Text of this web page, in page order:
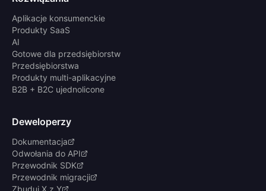
Aplikacje konsumenckie
Produkty SaaS
AI
Gotowe dla przedsiębiorstw
Przedsiębiorstwa
Produkty multi-aplikacyjne
B2B + B2C ujednolicone
Deweloperzy
Dokumentacja
Odwołania do API
Przewodnik SDK
Przewodnik migracji
Zbuduj X z Y